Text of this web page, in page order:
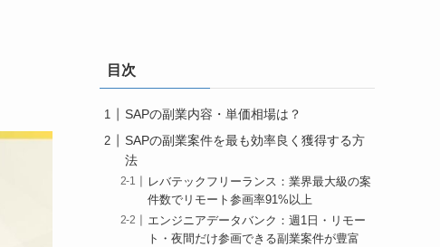
目次
SAPの副業内容・単価相場は？
SAPの副業案件を最も効率良く獲得する方
法
レバテックフリーランス：業界最大級の案
件数でリモート参画率91%以上
エンジニアデータバンク：週1日・リモー
ト・夜間だけ参画できる副業案件が豊富